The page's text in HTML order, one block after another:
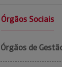
Órgãos Sociais
Órgãos de